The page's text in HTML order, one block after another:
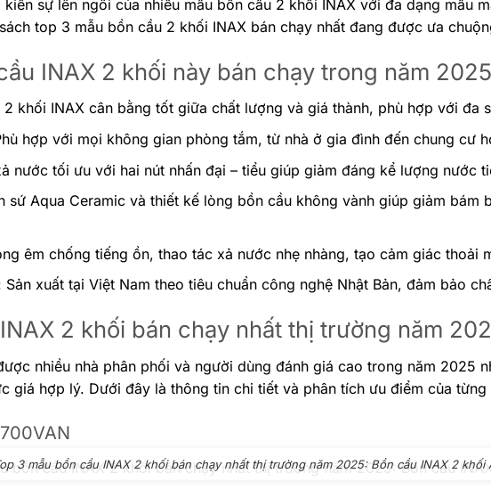
sự lên ngôi của nhiều mẫu bồn cầu 2 khối INAX với đa dạng mẫu
top 3 mẫu bồn cầu 2 khối INAX bán chạy nhất đang được ưa
INAX 2 khối này bán chạy trong năm 2025
khối INAX cân bằng tốt giữa chất lượng và giá thành, phù hợp với đa
hợp với mọi không gian phòng tắm, từ nhà ở gia đình đến chung cư
nước tối ưu với hai nút nhấn đại – tiểu giúp giảm đáng kể lượng nước
sứ Aqua Ceramic và thiết kế lòng bồn cầu không vành giúp giảm bám
êm chống tiếng ồn, thao tác xả nước nhẹ nhàng, tạo cảm giác thoải
xuất tại Việt Nam theo tiêu chuẩn công nghệ Nhật Bản, đảm bảo
2 khối bán chạy nhất thị trường năm
nhiều nhà phân phối và người dùng đánh giá cao trong năm 2025
giá hợp lý. Dưới đây là thông tin chi tiết và phân tích ưu điểm của từng
3 mẫu bồn cầu INAX 2 khối bán chạy nhất thị trường năm 2025: Bồn cầu INAX 2 khối